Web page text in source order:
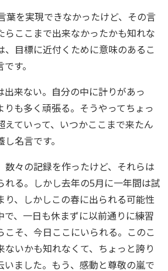
葉を実現できなかったけど、その言
らここまで出来なかったかも知れな
、目標に近付くために意味のあるこ
す。
出来ない。自分の中に計りがあっ
りも多く頑張る。そうやってちょっ
えていって、いつかここまで来たん
名言です。
数々の記録を作ったけど、それらは
れる。しかし去年の5月に一年間は試
り、しかしこの春に出られる可能性
で、一日も休まずに以前通りに練習
こそ、今日ここにいられる。このこ
ないかも知れなくて、ちょっと誇り
いました。もう、感動と尊敬の嵐で